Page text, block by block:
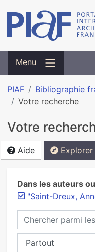
Menu
PIAF
Bibliographie
Votre recherche
Votre
Aide Explorer
Dans les auteurs
"Saint-Dreux,
Chercher parmi les
Chercher dans...